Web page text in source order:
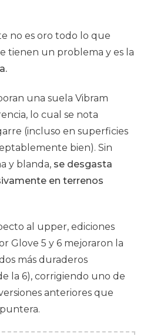
no es oro todo lo que
tienen un problema y es la
una suela Vibram
lo cual se nota
(incluso en superficies
bien). Sin
y blanda, se desgasta
en terrenos
al upper, ediciones
Glove 5 y 6 mejoraron la
más duraderos
la 6), corrigiendo uno de
anteriores que